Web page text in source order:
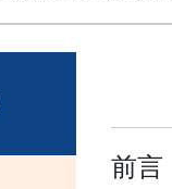
前言